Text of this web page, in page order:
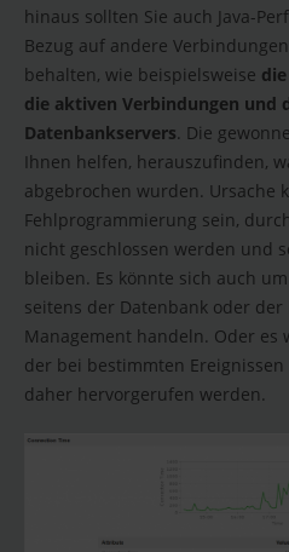
hinaus sollten Sie auch Java-
Bezug auf andere
behalten, wie beispielsweise
die aktiven Verbindungen und
Datenbankservers. Die
Ihnen helfen, herauszufinden,
abgebrochen wurden. Ursache
Fehlprogrammierung sein,
nicht geschlossen werden und
bleiben. Es könnte sich auch
seitens der Datenbank oder der
Management handeln. Oder es
der bei bestimmten
daher hervorgerufen werden.